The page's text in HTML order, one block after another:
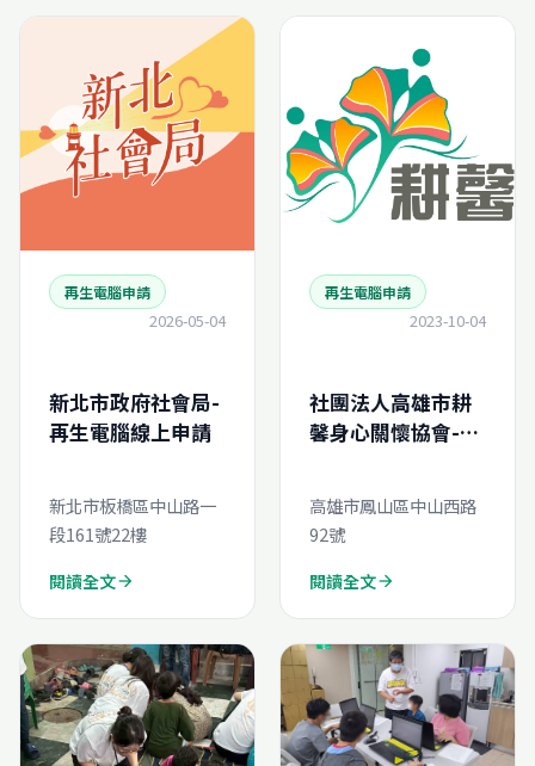
再生電腦申請
2026-05-04
新北市政府社會局-
再生電腦線上申請
新北市板橋區中山路一
段161號22樓
閱讀全文arrow_forward
再生電腦申請
2023-10-04
社團法人高雄市耕
馨身心關懷協會-再
高雄市鳳山區中山西路
92號
閱讀全文arrow_forward